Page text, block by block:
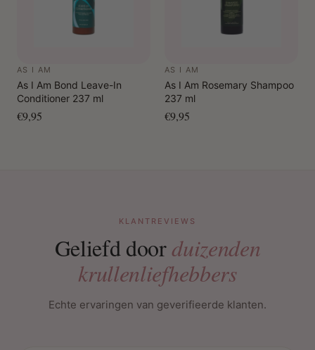
AS I AM
As I Am Bond Leave-In
Conditioner 237 ml
€9,95
AS I AM
As I Am Rosemary Shampoo
237 ml
€9,95
KLANTREVIEWS
Geliefd doorduizenden
krullenliefhebbers
Echte ervaringen van geverifieerde klanten.